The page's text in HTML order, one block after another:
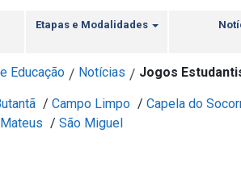
Etapas e Modalidades
Educação / Notícias / Jogos
/ Campo Limpo / Capela do
/ São Miguel